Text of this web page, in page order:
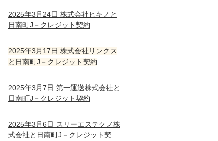
2025年3月24日 株式会社ヒキノと
日南町J－クレジット契約
2025年3月17日 株式会社リンクス
と日南町J－クレジット契約
2025年3月7日 第一運送株式会社と
日南町J－クレジット契約
2025年3月6日 スリーエステクノ株
式会社と日南町J－クレジット契